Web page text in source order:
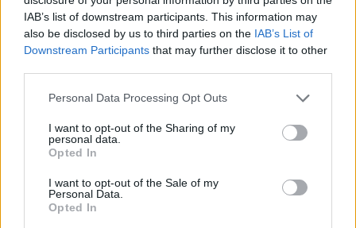
IAB’s list of downstream participants. This information may
also be disclosed by us to third parties on the IAB’s List of
Downstream Participants that may further disclose it to other
Please note that this website/app uses one or more Google
not limited to your visit or usage behaviour. You may click to
grant or deny consent to Google and its third-party tags to
use your data for below specified purposes in below Google
consent section.
Personal Data Processing Opt Outs
I want to opt-out of the Sharing of my
personal data.
Opted In
I want to opt-out of the Sale of my
Personal Data.
Opted In
Μιλάει η καριέρα του Άλεκ. Έχει πάει με τρεις διαφορετικές
ομάδες σε Final Four. Είτε παίζει πολύ, είτε λίγο είναι
κομβικός. Με τον Άλεκ πέρυσι πήγαμε Final Four. Φέτος
μιλάει από μόνη της”.